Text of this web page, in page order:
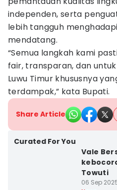
independen, serta
lebih tangguh
mendatang.
“Semua langkah kami
fair, transparan, dan
Luwu Timur khususnya
terdampak,” kata Bupati.
Share Article
Curated For You
Vale
Towuti
06 Sep